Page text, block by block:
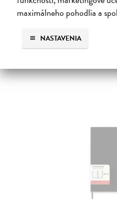
maximálneho pohodlia a
NASTAVENIA
Veľký plánovací diár na rok 2026.
pravej linajková stránka na
27,50 €